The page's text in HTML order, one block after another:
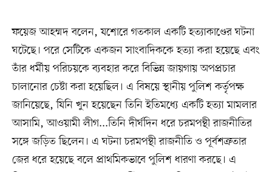
ফয়েজ আহম্মদ বলেন, যশোরে গতকাল একটি হত্যাকাণ্ডের ঘটনা
ঘটেছে। পরে সেটিকে একজন সাংবাদিককে হত্যা করা হয়েছে এবং
তাঁর ধর্মীয় পরিচয়কে ব্যবহার করে বিভিন্ন জায়গায় অপপ্রচার
চালানোর চেষ্টা করা হয়েছিল। এ বিষয়ে স্থানীয় পুলিশ কর্তৃপক্ষ
জানিয়েছে, যিনি খুন হয়েছেন তিনি ইতিমধ্যে একটি হত্যা মামলার
আসামি, আওয়ামী লীগ...তিনি দীর্ঘদিন ধরে চরমপন্থী রাজনীতির
সঙ্গে জড়িত ছিলেন। এ ঘটনা চরমপন্থী রাজনীতি ও পূর্বশত্রুতার
জের ধরে হয়েছে বলে প্রাথমিকভাবে পুলিশ ধারণা করছে। এ